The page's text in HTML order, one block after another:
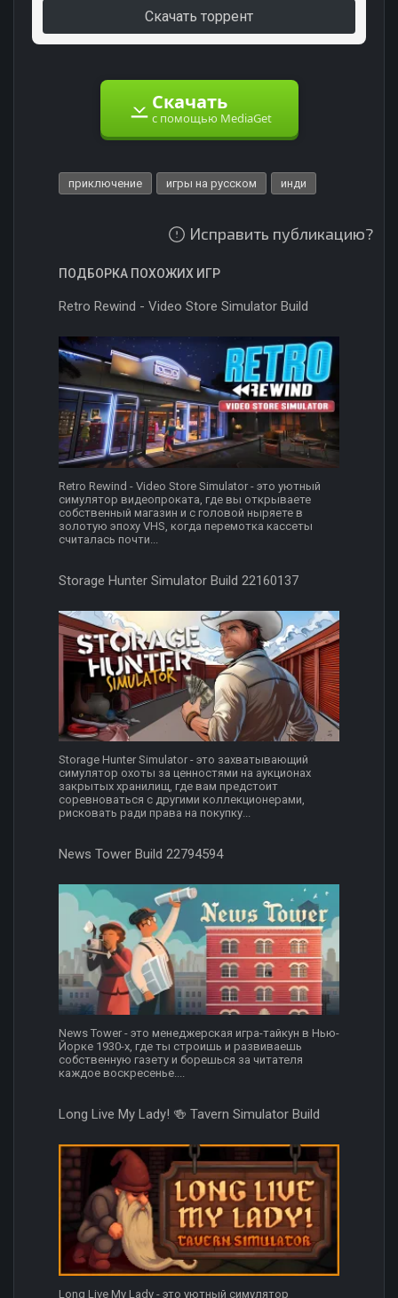
Скачать торрент
Скачать
с помощью MediaGet
приключение игры на русском инди
Исправить публикацию?
ПОДБОРКА ПОХОЖИХ ИГР
Retro Rewind - Video Store Simulator Build
Retro Rewind - Video Store Simulator - это уютный
симулятор видеопроката, где вы открываете
собственный магазин и с головой ныряете в
золотую эпоху VHS, когда перемотка кассеты
считалась почти...
Storage Hunter Simulator Build 22160137
Storage Hunter Simulator - это захватывающий
симулятор охоты за ценностями на аукционах
закрытых хранилищ, где вам предстоит
соревноваться с другими коллекционерами,
рисковать ради права на покупку...
News Tower Build 22794594
News Tower - это менеджерская игра-тайкун в Нью-
Йорке 1930-х, где ты строишь и развиваешь
собственную газету и борешься за читателя
каждое воскресенье....
Long Live My Lady! 🍻 Tavern Simulator Build
Long Live My Lady - это уютный симулятор